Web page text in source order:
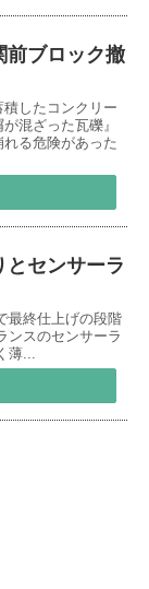
前ブロック撤
したコンクリー
混ざった瓦礫』
る危険があった
とセンサーラ
最終仕上げの段階
ンスのセンサーラ
...